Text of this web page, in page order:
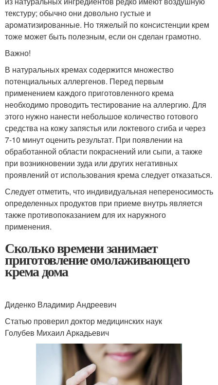
текстуру; обычно они довольно густые и
ароматизированные. Но тяжелый по консистенции крем
тоже может быть полезным, если он сделан грамотно.
Важно!
В натуральных кремах содержится множество
потенциальных аллергенов. Перед первым
применением каждого приготовленного крема
необходимо проводить тестирование на аллергию. Для
этого нужно нанести небольшое количество готового
средства на кожу запястья или локтевого сгиба и через
7-10 минут оценить результат. При появлении на
обработанной области покраснений или сыпи, а также
при возникновении зуда или других негативных
проявлений от использования крема следует отказаться.
Следует отметить, что индивидуальная непереносимость
определенных продуктов при приеме внутрь является
также противопоказанием для их наружного
применения.
Сколько времени занимает
приготовление омолаживающего
крема дома
Диденко Владимир Андреевич
Статью проверил доктор медицинских наук
Голубев Михаил Аркадьевич